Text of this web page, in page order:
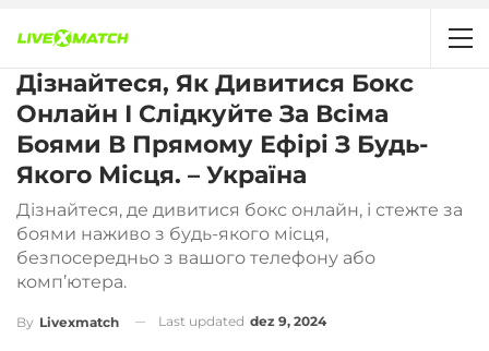
Дізнайтеся, Як Дивитися Бокс
Онлайн І Слідкуйте За Всіма
Боями В Прямому Ефірі З Будь-
Якого Місця. – Україна
Дізнайтеся, де дивитися бокс онлайн, і стежте за
боями наживо з будь-якого місця,
безпосередньо з вашого телефону або
комп’ютера.
By Livexmatch Last updated dez 9, 2024